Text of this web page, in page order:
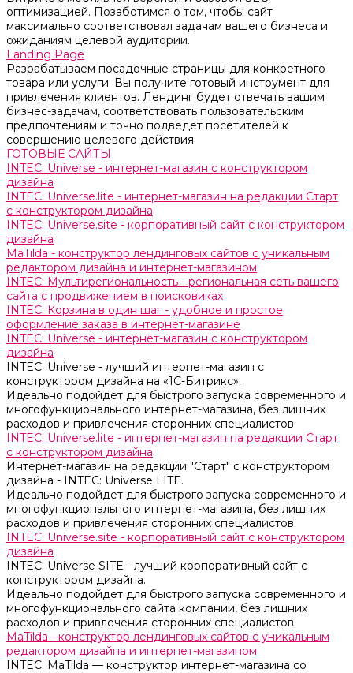
оптимизацией. Позаботимся о том, чтобы сайт
максимально соответствовал задачам вашего бизнеса и
ожиданиям целевой аудитории.
Landing Page
Разрабатываем посадочные страницы для конкретного
товара или услуги. Вы получите готовый инструмент для
привлечения клиентов. Лендинг будет отвечать вашим
бизнес-задачам, соответствовать пользовательским
предпочтениям и точно подведет посетителей к
совершению целевого действия.
ГОТОВЫЕ САЙТЫ
INTEC: Universe - интернет-магазин с конструктором
дизайна
INTEC: Universe.lite - интернет-магазин на редакции Старт
с конструктором дизайна
INTEC: Universe.site - корпоративный сайт с конструктором
дизайна
MaTilda - конструктор лендинговых сайтов с уникальным
редактором дизайна и интернет-магазином
INTEC: Мультирегиональность - региональная сеть вашего
сайта с продвижением в поисковиках
INTEC: Корзина в один шаг - удобное и простое
оформление заказа в интернет-магазине
INTEC: Universe - интернет-магазин с конструктором
дизайна
INTEC: Universe - лучший интернет-магазин с
конструктором дизайна на «1C-Битрикс».
Идеально подойдет для быстрого запуска современного и
многофункционального интернет-магазина, без лишних
расходов и привлечения сторонних специалистов.
INTEC: Universe.lite - интернет-магазин на редакции Старт
с конструктором дизайна
Интернет-магазин на редакции "Старт" с конструктором
дизайна - INTEC: Universe LITE.
Идеально подойдет для быстрого запуска современного и
многофункционального интернет-магазина, без лишних
расходов и привлечения сторонних специалистов.
INTEC: Universe.site - корпоративный сайт с конструктором
дизайна
INTEC: Universe SITE - лучший корпоративный сайт с
конструктором дизайна.
Идеально подойдет для быстрого запуска современного и
многофункционального сайта компании, без лишних
расходов и привлечения сторонних специалистов.
MaTilda - конструктор лендинговых сайтов с уникальным
редактором дизайна и интернет-магазином
INTEC: MaTilda — конструктор интернет-магазина со